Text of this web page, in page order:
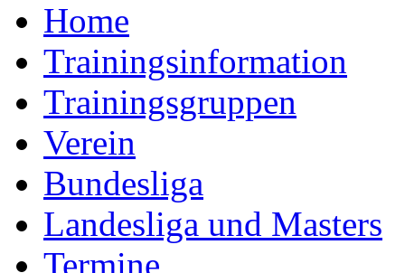
Home
Trainingsinformation
Trainingsgruppen
Verein
Bundesliga
Landesliga und Masters
Termine